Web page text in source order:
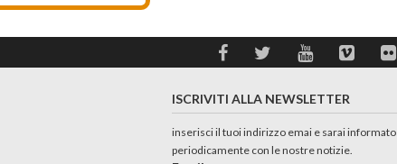
ISCRIVITI ALLA NEWSLETTER
inserisci il tuoi indirizzo emai e sarai informato
periodicamente con le nostre notizie.